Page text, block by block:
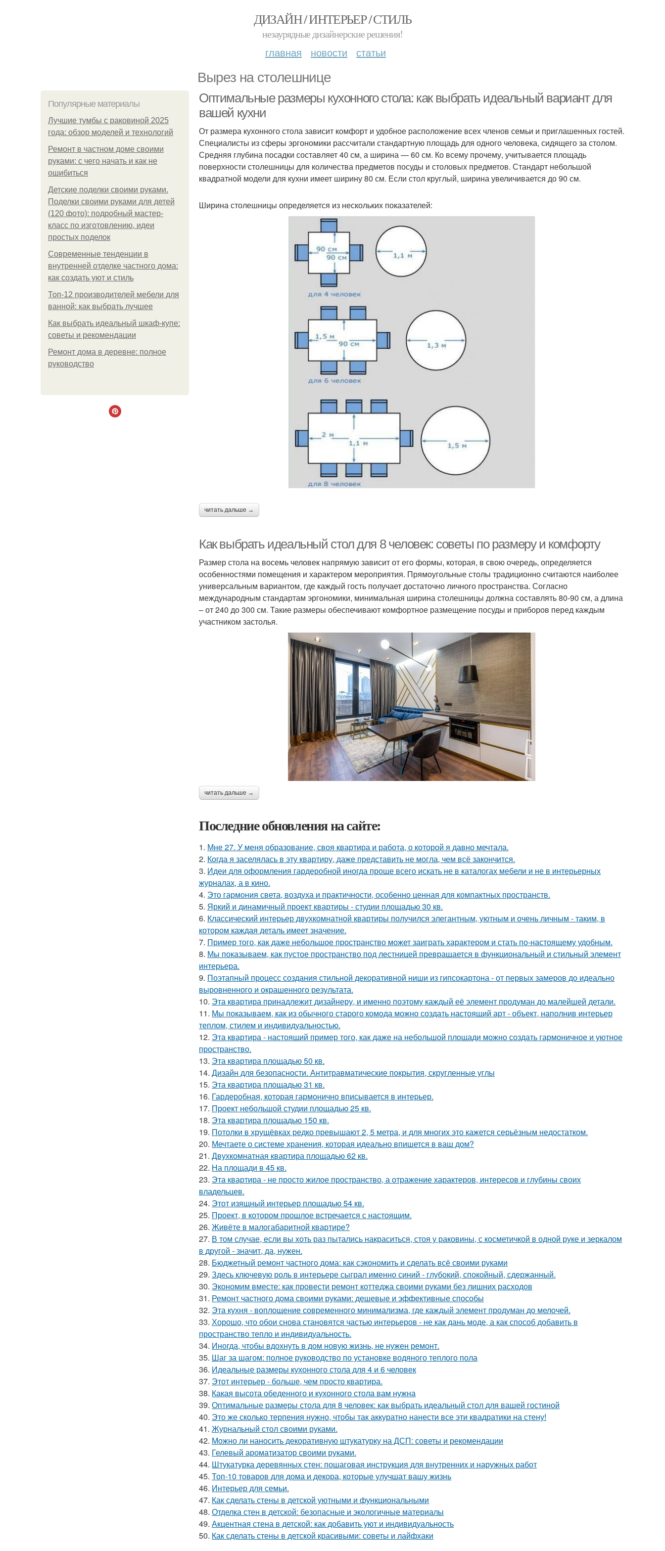
ДИЗАЙН / ИНТЕРЬЕР / СТИЛЬ
незаурядные дизайнерские решения!
главная новости статьи
Вырез на столешнице
Популярные материалы
Лучшие тумбы с раковиной 2025
года: обзор моделей и технологий
Ремонт в частном доме своими
руками: с чего начать и как не
ошибиться
Детские поделки своими руками.
Поделки своими руками для детей
(120 фото): подробный мастер-
класс по изготовлению, идеи
простых поделок
Современные тенденции в
внутренней отделке частного дома:
как создать уют и стиль
Топ-12 производителей мебели для
ванной: как выбрать лучшее
Как выбрать идеальный шкаф-купе:
советы и рекомендации
Ремонт дома в деревне: полное
руководство
Оптимальные размеры кухонного стола: как выбрать идеальный вариант для
вашей кухни
От размера кухонного стола зависит комфорт и удобное расположение всех членов семьи и приглашенных гостей.
Специалисты из сферы эргономики рассчитали стандартную площадь для одного человека, сидящего за столом.
Средняя глубина посадки составляет 40 см, а ширина — 60 см. Ко всему прочему, учитывается площадь
поверхности столешницы для количества предметов посуды и столовых предметов. Стандарт небольшой
квадратной модели для кухни имеет ширину 80 см. Если стол круглый, ширина увеличивается до 90 см.
Ширина столешницы определяется из нескольких показателей:
читать дальше →
Как выбрать идеальный стол для 8 человек: советы по размеру и комфорту
Размер стола на восемь человек напрямую зависит от его формы, которая, в свою очередь, определяется
особенностями помещения и характером мероприятия. Прямоугольные столы традиционно считаются наиболее
универсальным вариантом, где каждый гость получает достаточно личного пространства. Согласно
международным стандартам эргономики, минимальная ширина столешницы должна составлять 80-90 см, а длина
– от 240 до 300 см. Такие размеры обеспечивают комфортное размещение посуды и приборов перед каждым
участником застолья.
читать дальше →
Последние обновления на сайте:
1. Мне 27. У меня образование, своя квартира и работа, о которой я давно мечтала.
2. Когда я заселялась в эту квартиру, даже представить не могла, чем всё закончится.
3. Идеи для оформления гардеробной иногда проще всего искать не в каталогах мебели и не в интерьерных
журналах, а в кино.
4. Это гармония света, воздуха и практичности, особенно ценная для компактных пространств.
5. Яркий и динамичный проект квартиры - студии площадью 30 кв.
6. Классический интерьер двухкомнатной квартиры получился элегантным, уютным и очень личным - таким, в
котором каждая деталь имеет значение.
7. Пример того, как даже небольшое пространство может заиграть характером и стать по-настоящему удобным.
8. Мы показываем, как пустое пространство под лестницей превращается в функциональный и стильный элемент
интерьера.
9. Поэтапный процесс создания стильной декоративной ниши из гипсокартона - от первых замеров до идеально
выровненного и окрашенного результата.
10. Эта квартира принадлежит дизайнеру, и именно поэтому каждый её элемент продуман до малейшей детали.
11. Мы показываем, как из обычного старого комода можно создать настоящий арт - объект, наполнив интерьер
теплом, стилем и индивидуальностью.
12. Эта квартира - настоящий пример того, как даже на небольшой площади можно создать гармоничное и уютное
пространство.
13. Эта квартира площадью 50 кв.
14. Дизайн для безопасности. Антитравматические покрытия, скругленные углы
15. Эта квартира площадью 31 кв.
16. Гардеробная, которая гармонично вписывается в интерьер.
17. Проект небольшой студии площадью 25 кв.
18. Эта квартира площадью 150 кв.
19. Потолки в хрущёвках редко превышают 2, 5 метра, и для многих это кажется серьёзным недостатком.
20. Мечтаете о системе хранения, которая идеально впишется в ваш дом?
21. Двухкомнатная квартира площадью 62 кв.
22. На площади в 45 кв.
23. Эта квартира - не просто жилое пространство, а отражение характеров, интересов и глубины своих
владельцев.
24. Этот изящный интерьер площадью 54 кв.
25. Проект, в котором прошлое встречается с настоящим.
26. Живёте в малогабаритной квартире?
27. В том случае, если вы хоть раз пытались накраситься, стоя у раковины, с косметичкой в одной руке и зеркалом
в другой - значит, да, нужен.
28. Бюджетный ремонт частного дома: как сэкономить и сделать всё своими руками
29. Здесь ключевую роль в интерьере сыграл именно синий - глубокий, спокойный, сдержанный.
30. Экономим вместе: как провести ремонт коттеджа своими руками без лишних расходов
31. Ремонт частного дома своими руками: дешевые и эффективные способы
32. Эта кухня - воплощение современного минимализма, где каждый элемент продуман до мелочей.
33. Хорошо, что обои снова становятся частью интерьеров - не как дань моде, а как способ добавить в
пространство тепло и индивидуальность.
34. Иногда, чтобы вдохнуть в дом новую жизнь, не нужен ремонт.
35. Шаг за шагом: полное руководство по установке водяного теплого пола
36. Идеальные размеры кухонного стола для 4 и 6 человек
37. Этот интерьер - больше, чем просто квартира.
38. Какая высота обеденного и кухонного стола вам нужна
39. Оптимальные размеры стола для 8 человек: как выбрать идеальный стол для вашей гостиной
40. Это же сколько терпения нужно, чтобы так аккуратно нанести все эти квадратики на стену!
41. Журнальный стол своими руками.
42. Можно ли наносить декоративную штукатурку на ДСП: советы и рекомендации
43. Гелевый ароматизатор своими руками.
44. Штукатурка деревянных стен: пошаговая инструкция для внутренних и наружных работ
45. Топ-10 товаров для дома и декора, которые улучшат вашу жизнь
46. Интерьер для семьи.
47. Как сделать стены в детской уютными и функциональными
48. Отделка стен в детской: безопасные и экологичные материалы
49. Акцентная стена в детской: как добавить уют и индивидуальность
50. Как сделать стены в детской красивыми: советы и лайфхаки